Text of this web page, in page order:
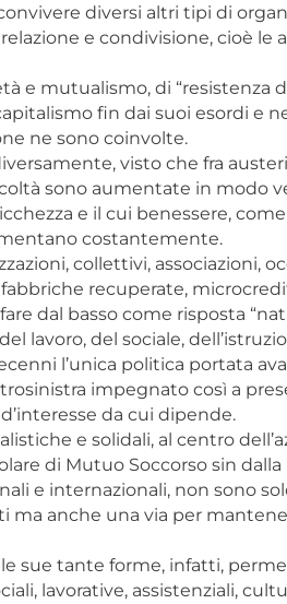
diversi altri tipi di
e condivisione, cioè
e mutualismo, di “resistenza
fin dai suoi esordi e
ne sono coinvolte.
visto che fra
sono aumentate in modo
e il cui benessere,
costantemente.
collettivi, associazioni,
recuperate,
dal basso come risposta
lavoro, del sociale,
l’unica politica portata
impegnato così a
da cui dipende.
e solidali, al centro
di Mutuo Soccorso sin
e internazionali, non sono
ma anche una via per
sue tante forme, infatti,
lavorative, assistenziali,